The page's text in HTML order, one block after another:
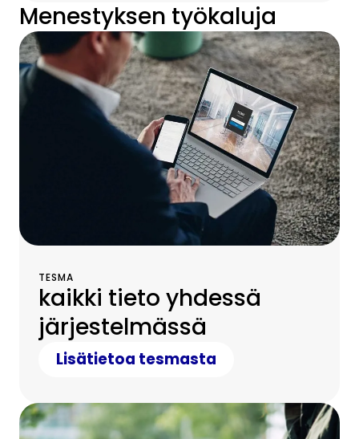
Menestyksen työkaluja
TESMA
kaikki tieto yhdessä
järjestelmässä
Lisätietoa tesmasta